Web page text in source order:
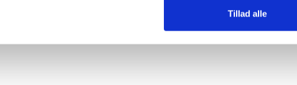
Tillad alle